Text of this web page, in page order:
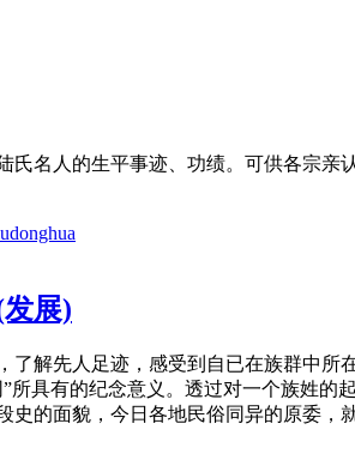
氏名人的生平事迹、功绩。可供各宗亲
展)
了解先人足迹，感受到自已在族群中所
”所具有的纪念意义。透过对一个族姓的
史的面貌，今日各地民俗同异的原委，